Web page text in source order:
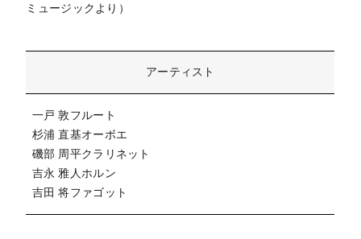
ミュージックより）
アーティスト
一戸 敦フルート
杉浦 直基オーボエ
磯部 周平クラリネット
吉永 雅人ホルン
吉田 将ファゴット